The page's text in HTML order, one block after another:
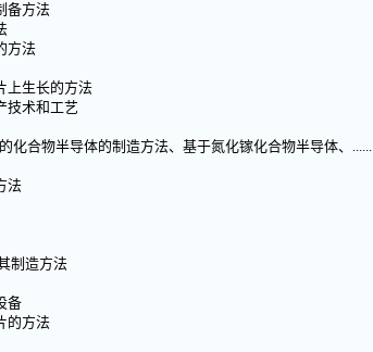
备方法
方法
上生长的方法
技术和工艺
化合物半导体的制造方法、基于氮化镓化合物半导体、......
法
制造方法
备
的方法